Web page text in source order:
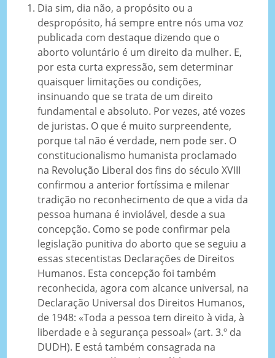
Dia sim, dia não, a propósito ou a
despropósito, há sempre entre nós uma voz
publicada com destaque dizendo que o
aborto voluntário é um direito da mulher. E,
por esta curta expressão, sem determinar
quaisquer limitações ou condições,
insinuando que se trata de um direito
fundamental e absoluto. Por vezes, até vozes
de juristas. O que é muito surpreendente,
porque tal não é verdade, nem pode ser. O
constitucionalismo humanista proclamado
na Revolução Liberal dos fins do século XVIII
confirmou a anterior fortíssima e milenar
tradição no reconhecimento de que a vida da
pessoa humana é inviolável, desde a sua
concepção. Como se pode confirmar pela
legislação punitiva do aborto que se seguiu a
essas stecentistas Declarações de Direitos
Humanos. Esta concepção foi também
reconhecida, agora com alcance universal, na
Declaração Universal dos Direitos Humanos,
de 1948: «Toda a pessoa tem direito à vida, à
liberdade e à segurança pessoal» (art. 3.º da
DUDH). E está também consagrada na